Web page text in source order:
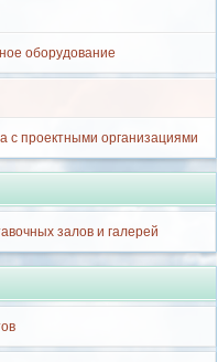
оборудование
с проектными организациями
залов и галерей